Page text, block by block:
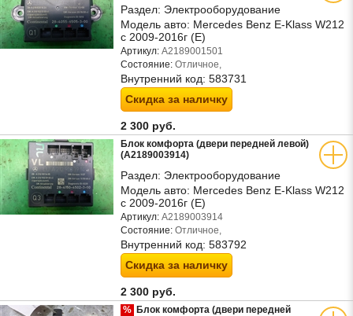
Раздел: Электрооборудование
Модель авто: Mercedes Benz E-Klass W212
с 2009-2016г (Е)
Артикул: A2189001501
Состояние: Отличное,
Внутренний код: 583731
Скидка за наличку
2 300 руб.
Блок комфорта (двери передней левой)
(A2189003914)
Раздел: Электрооборудование
Модель авто: Mercedes Benz E-Klass W212
с 2009-2016г (Е)
Артикул: A2189003914
Состояние: Отличное,
Внутренний код: 583792
Скидка за наличку
2 300 руб.
% Блок комфорта (двери передней